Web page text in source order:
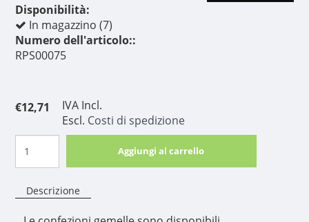
Disponibilità:
In magazzino (7)
Numero dell'articolo::
RPS00075
€12,71
IVA Incl.
Escl. Costi di spedizione
Aggiungi al carrello
Descrizione